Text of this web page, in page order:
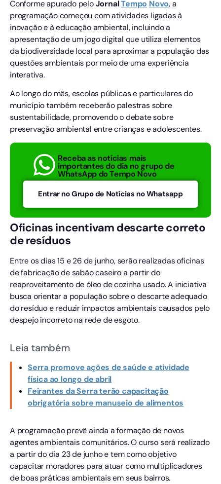
Conforme apurado peloJornalTempo Novo, a
programação começou com atividades ligadas à
inovação e à educação ambiental, incluindo a
apresentação de um jogo digital que utiliza elementos
da biodiversidade local para aproximar a população das
questões ambientais por meio de uma experiência
interativa.
Ao longo do mês, escolas públicas e particulares do
município também receberão palestras sobre
sustentabilidade, promovendo o debate sobre
preservação ambiental entre crianças e adolescentes.
Receba as notícias mais
importantes do dia no grupo de
WhatsApp do Tempo Novo
Entrar no Grupo de Notícias no Whatsapp
Oficinas incentivam descarte correto
de resíduos
Entre os dias 15 e 26 de junho, serão realizadas oficinas
de fabricação de sabão caseiro a partir do
reaproveitamento de óleo de cozinha usado. A iniciativa
busca orientar a população sobre o descarte adequado
do resíduo e reduzir impactos ambientais causados pelo
despejo incorreto na rede de esgoto.
Leia também
Serra promove ações de saúde e atividade
física ao longo de abril
Feirantes da Serra terão capacitação
obrigatória sobre manuseio de alimentos
A programação prevê ainda a formação de novos
agentes ambientais comunitários. O curso será realizado
a partir do dia 23 de junho e tem como objetivo
capacitar moradores para atuar como multiplicadores
de boas práticas ambientais em seus bairros.